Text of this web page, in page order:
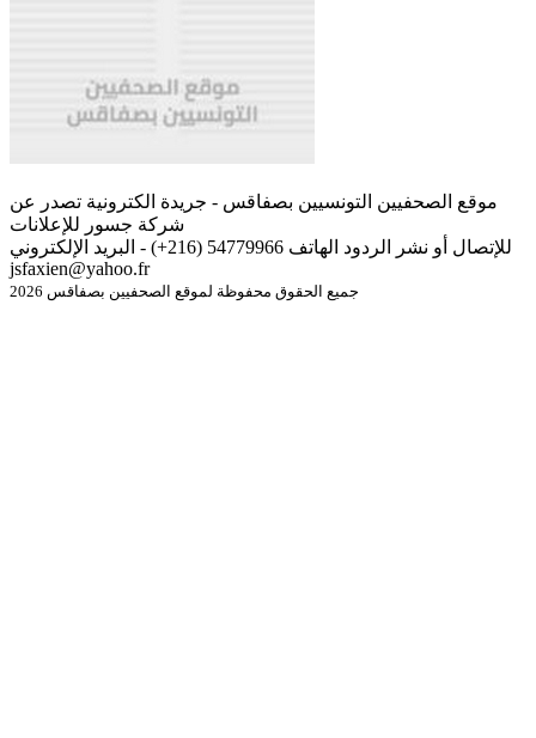
موقع الصحفيين التونسيين بصفاقس - جريدة الكترونية تصدر عن
شركة جسور للإعلانات
للإتصال أو نشر الردود الهاتف 54779966 (216+) - البريد الإلكتروني
jsfaxien@yahoo.fr
جميع الحقوق محفوظة لموقع الصحفيين بصفاقس 2026